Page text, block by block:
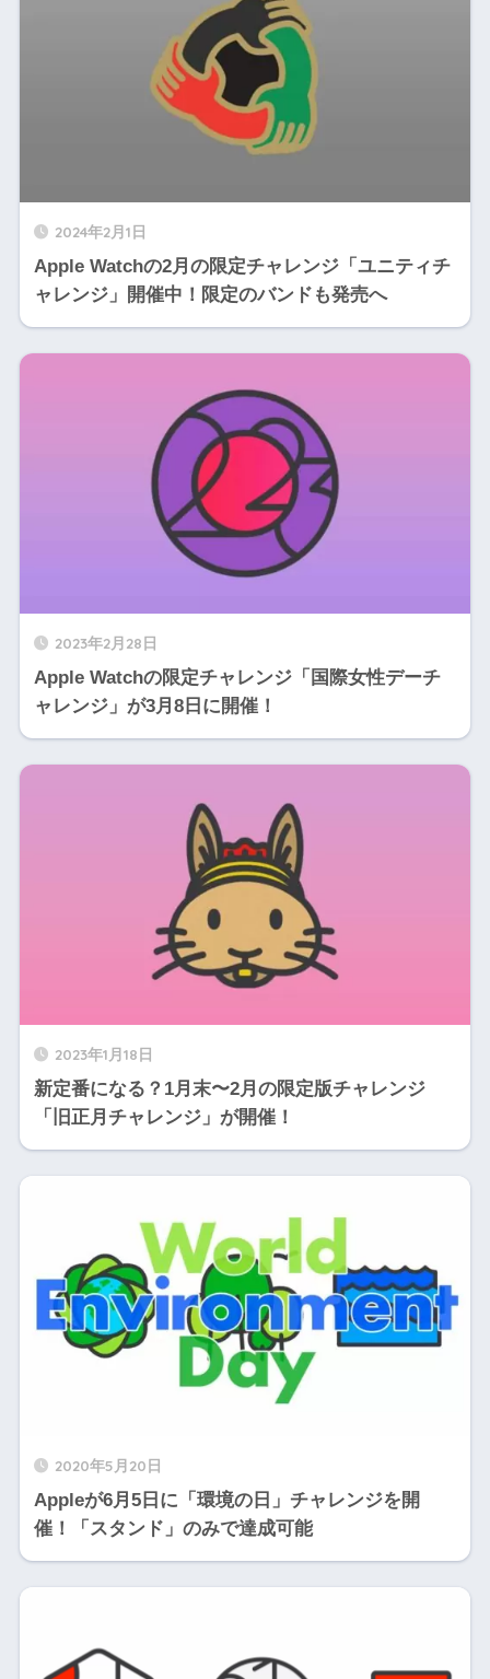
2024年2月1日
Apple Watchの2月の限定チャレンジ「ユニティチ
ャレンジ」開催中！限定のバンドも発売へ
2023年2月28日
Apple Watchの限定チャレンジ「国際女性デーチ
ャレンジ」が3月8日に開催！
2023年1月18日
新定番になる？1月末〜2月の限定版チャレンジ
「旧正月チャレンジ」が開催！
2020年5月20日
Appleが6月5日に「環境の日」チャレンジを開
催！「スタンド」のみで達成可能